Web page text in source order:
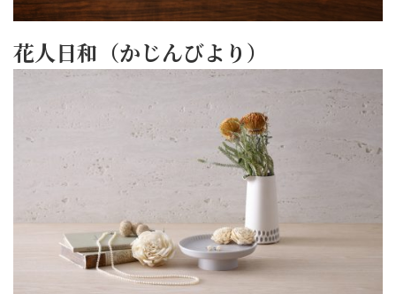
花人日和（かじんびより）